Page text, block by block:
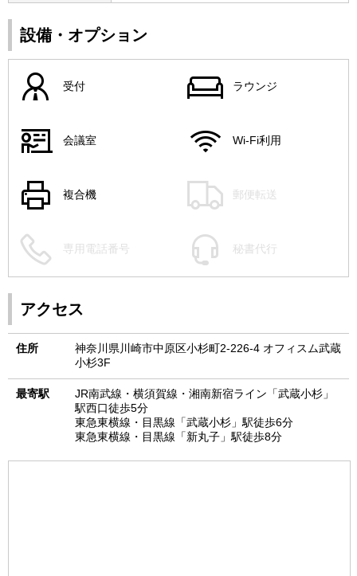
設備・オプション
受付 ラウンジ
会議室 Wi-Fi利用
複合機 郵便転送
専用電話番号 秘書代行
アクセス
住所
神奈川県川崎市中原区小杉町2-226-4 オフィスム武蔵
小杉3F
最寄駅
JR南武線・横須賀線・湘南新宿ライン「武蔵小杉」
駅西口徒歩5分
東急東横線・目黒線「武蔵小杉」駅徒歩6分
東急東横線・目黒線「新丸子」駅徒歩8分